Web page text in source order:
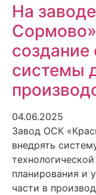
На
системы
04.06.2025
Завод ОСК
внедрять
планирования и
части в